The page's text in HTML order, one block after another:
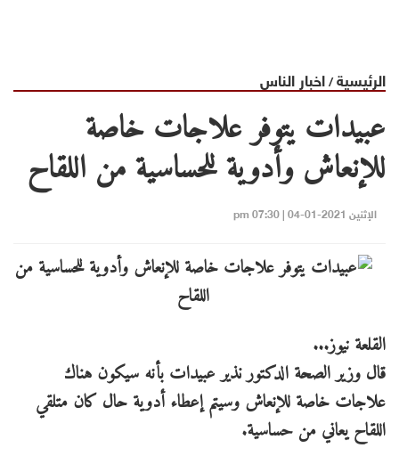
الرئيسية/اخبار الناس
عبيدات يتوفر علاجات خاصة
للإنعاش وأدوية للحساسية من اللقاح
الإثنين 2021-01-04 | 07:30 pm
القلعة نيوز...
قال وزير الصحة الدكتور نذير عبيدات بأنه سيكون هناك
علاجات خاصة للإنعاش وسيتم إعطاء أدوية حال كان متلقي
اللقاح يعاني من حساسية.